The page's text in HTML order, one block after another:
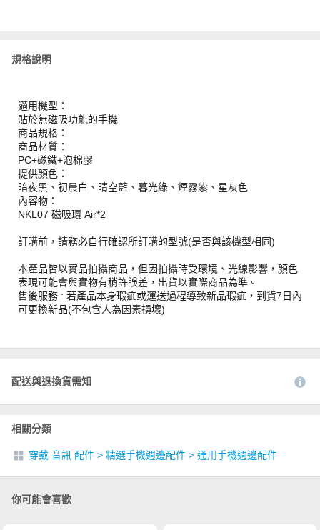
規格說明
適用機型：
貼於無磁吸功能的手機
商品規格：
商品材質：
PC+磁鐵+泡棉膠
提供顏色：
暗夜黑、初晨白、晴空藍、暮光綠、煙霧紫、星灰色
內容物：
NKL07 磁吸環 Air*2
訂購前，請務必自行確認所訂購的型號(是否與該機型相同)
本產品皆以實品拍攝商品，但因拍攝時受環境、光線影響，顏色
表現可能會與實物有稍許誤差，出貨以實際商品為準。
售後服務 : 若產品本身瑕疵或運送過程導致新品瑕疵，到貨7日內
可更換新品(不包含人為因素損壞)
配送與退換貨需知
相關分類
穿戴 音訊 配件 > 精選手機週邊配件 > 通用手機週邊配件
你可能會喜歡